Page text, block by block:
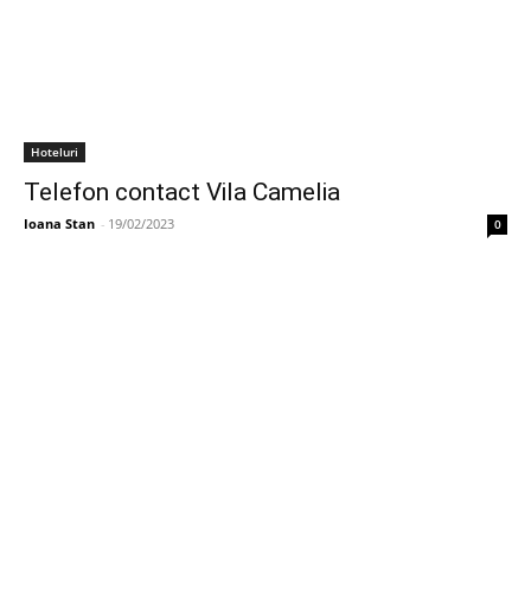
Hoteluri
Telefon contact Vila Camelia
Ioana Stan - 19/02/2023 0